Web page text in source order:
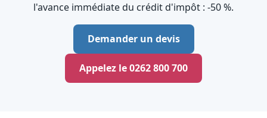
l'avance immédiate du crédit d'impôt : ‑50 %.
Demander un devis
Appelez le 0262 800 700